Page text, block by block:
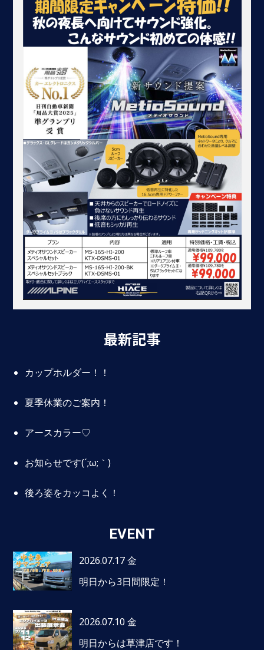
最新記事
カップホルダー！！
夏季休業のご案内！
アースカラー♡
お知らせです(´;ω;｀)
後ろ姿をカッコよく！
EVENT
2026.07.17 金
明日から3日間限定！
2026.07.10 金
明日からは草津店です！